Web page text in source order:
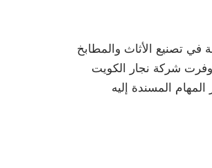
في تصنيع الأثاث والمطابخ
وفرت شركة نجار الكويت
المسندة إليه